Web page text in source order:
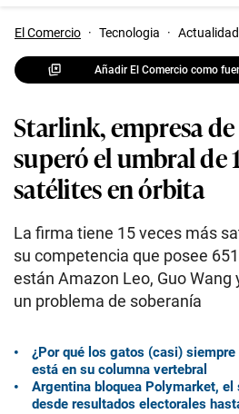
El Comercio · Tecnologia · Actualidad
Añadir El Comercio como
Starlink, empresa
superó el umbral de
satélites en órbita
La firma tiene 15 veces más
su competencia que posee
están Amazon Leo, Guo Wang
un problema de soberanía
¿Por qué los gatos (casi)
está en su columna vertebral
Argentina bloquea Polymarket,
desde resultados electorales